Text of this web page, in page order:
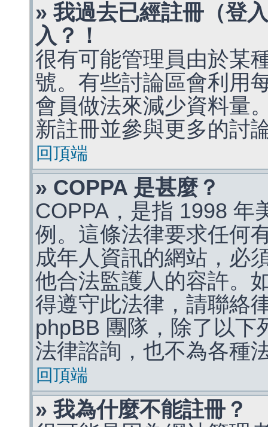
» 我過去已經註冊（登
入？！
很有可能管理員由於某
號。有些討論區會利用
會員做法來減少資料量
新註冊並參與更多的討
回頂端
» COPPA 是甚麼？
COPPA，是指 1998 年
例。這條法律要求任何
成年人資訊的網站，必
他合法監護人的容許。
得遵守此法律，請聯絡
phpBB 團隊，除了以下
法律諮詢，也不為各種
回頂端
» 我為什麼不能註冊？